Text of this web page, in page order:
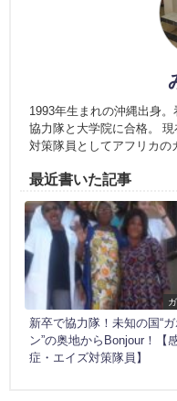
1993年生まれの沖縄出身
協力隊と大学院に合格。
対策隊員としてアフリカの
最近書いた記事
新卒で協力隊！未知の国“ガ
ン”の奥地からBonjour！【
症・エイズ対策隊員】